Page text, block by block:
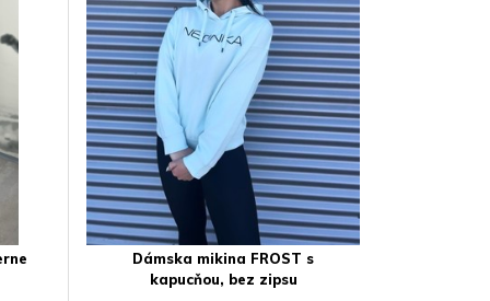
Dámska mikina FROST s
kapucňou, bez zipsu